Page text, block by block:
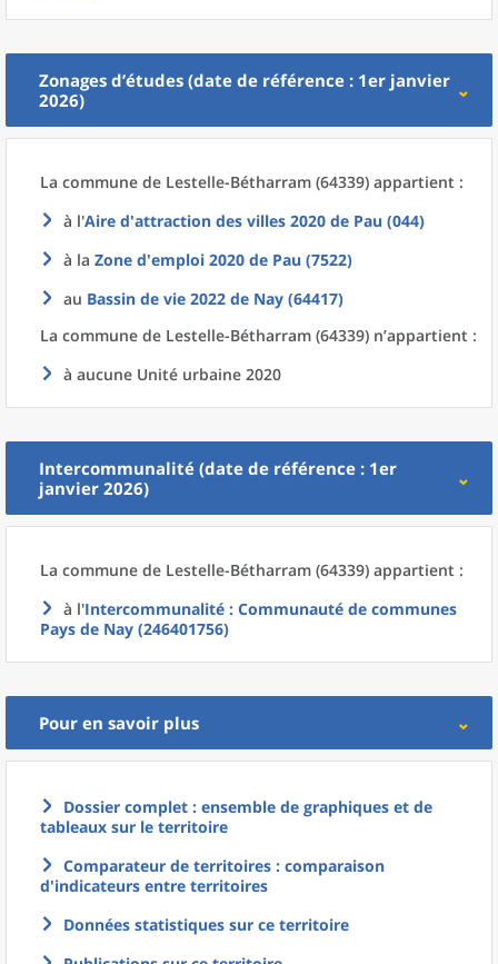
Zonages d’études (date de référence : 1er janvier
2026)
La commune de Lestelle-Bétharram (64339) appartient :
à l'Aire d'attraction des villes 2020 de Pau (044)
à la Zone d'emploi 2020 de Pau (7522)
au Bassin de vie 2022 de Nay (64417)
La commune de Lestelle-Bétharram (64339) n’appartient :
à aucune Unité urbaine 2020
Intercommunalité (date de référence : 1er
janvier 2026)
La commune de Lestelle-Bétharram (64339) appartient :
à l'Intercommunalité : Communauté de communes
Pays de Nay (246401756)
Pour en savoir plus
Dossier complet : ensemble de graphiques et de
tableaux sur le territoire
Comparateur de territoires : comparaison
d'indicateurs entre territoires
Données statistiques sur ce territoire